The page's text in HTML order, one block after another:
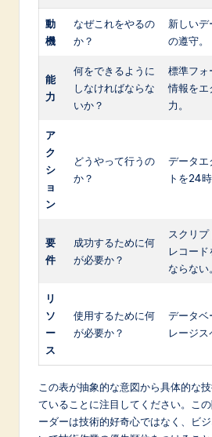
動
機
なぜこれをやるの
か？
新しい
の遵守。
能
力
何をできるように
しなければならな
いか？
標準フォ
情報をエ
力。
ア
ク
シ
ョ
ン
どうやって行うの
か？
データエ
トを24
要
件
成功するために何
が必要か？
スクリプ
レコー
ならない。
リ
ソ
ー
ス
使用するために何
が必要か？
データベ
レージス
この表が抽象的な意図から具体的な
ていることに注目してください。こ
ーダーは技術的好奇心ではなく、ビ